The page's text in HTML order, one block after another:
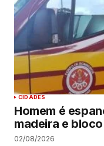
CIDADES
Homem é
madeira e
02/08/2026